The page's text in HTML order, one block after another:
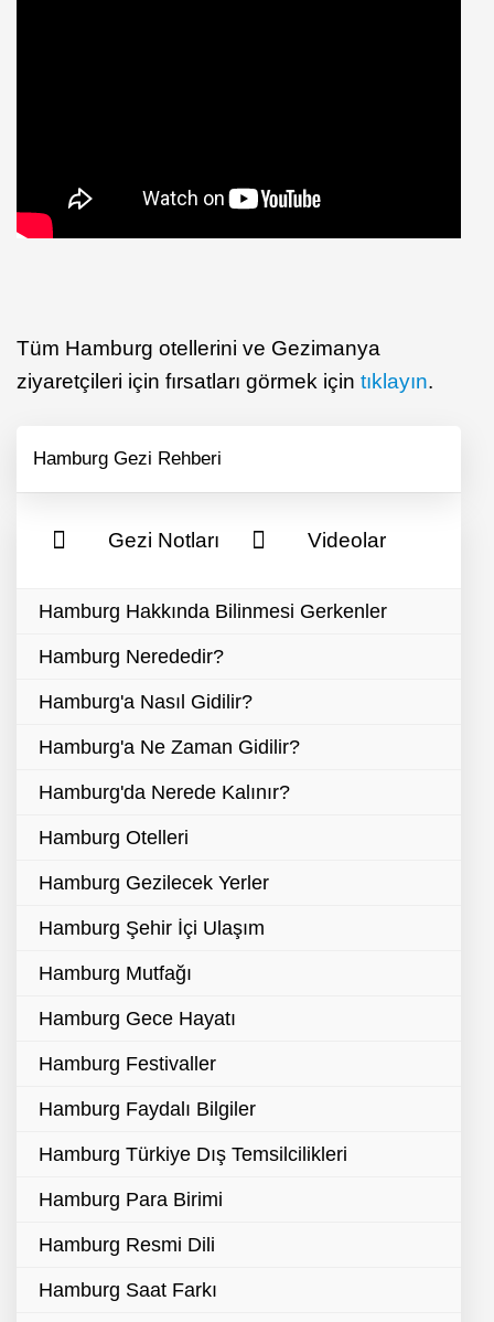
Tüm Hamburg otellerini ve Gezimanya
ziyaretçileri için fırsatları görmek için tıklayın.
Hamburg Gezi Rehberi
Gezi Notları Videolar
Hamburg Hakkında Bilinmesi Gerkenler
Hamburg Nerededir?
Hamburg'a Nasıl Gidilir?
Hamburg'a Ne Zaman Gidilir?
Hamburg'da Nerede Kalınır?
Hamburg Otelleri
Hamburg Gezilecek Yerler
Hamburg Şehir İçi Ulaşım
Hamburg Mutfağı
Hamburg Gece Hayatı
Hamburg Festivaller
Hamburg Faydalı Bilgiler
Hamburg Türkiye Dış Temsilcilikleri
Hamburg Para Birimi
Hamburg Resmi Dili
Hamburg Saat Farkı